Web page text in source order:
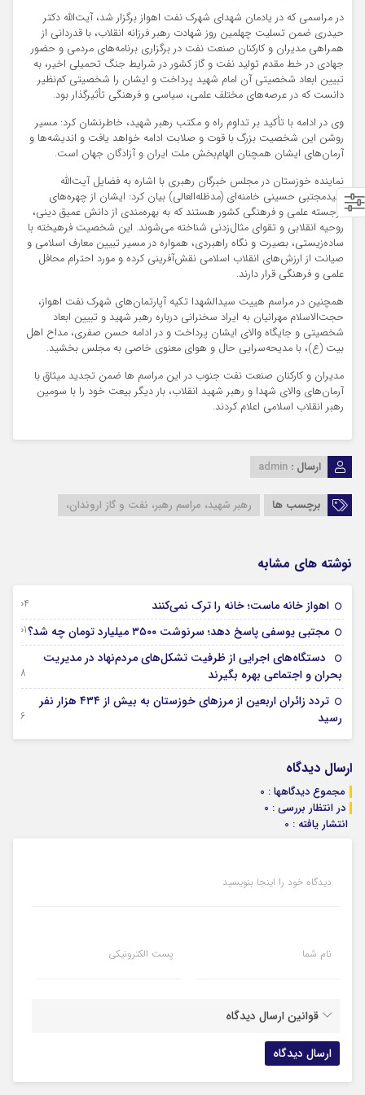
در مراسمی که در یادمان شهدای شهرک نفت اهواز برگزار شد، آیت‌الله دکتر
حیدری ضمن تسلیت چهلمین روز شهادت رهبر فرزانه انقلاب، با قدردانی از
همراهی مدیران و کارکنان صنعت نفت در برگزاری برنامه‌های مردمی و حضور
جهادی در خط مقدم ‌تولید نفت و گاز کشور در شرایط جنگ تحمیلی اخیر، به
تبیین ابعاد شخصیتی آن امام شهید پرداخت و ایشان را شخصیتی کم‌نظیر
دانست که در عرصه‌های مختلف علمی، سیاسی و فرهنگی تأثیرگذار بود.
وی در ادامه با تأکید بر تداوم راه و مکتب رهبر شهید، خاطرنشان کرد: مسیر
روشن این شخصیت بزرگ با قوت و صلابت ادامه خواهد یافت و اندیشه‌ها و
آرمان‌های ایشان همچنان الهام‌بخش ملت ایران و آزادگان جهان است.
نماینده خوزستان در مجلس خبرگان رهبری با اشاره به فضایل آیت‌الله
سیدمجتبی حسینی خامنه‌ای (مدظله‌العالی) بیان کرد: ایشان از چهره‌های
برجسته علمی و فرهنگی کشور هستند که به بهره‌مندی از دانش عمیق دینی،
روحیه انقلابی و تقوای مثال‌زدنی شناخته می‌شوند. این شخصیت فرهیخته با
ساده‌زیستی، بصیرت و نگاه راهبردی، همواره در مسیر تبیین معارف اسلامی و
صیانت از ارزش‌های انقلاب اسلامی نقش‌آفرینی کرده و مورد احترام محافل
علمی و فرهنگی قرار دارند.
همچنین در مراسم هییت سیدالشهدا تکیه آپارتمان‌های شهرک نفت اهواز،
حجت‌الاسلام مهرانیان به ایراد سخنرانی درباره رهبر شهید و تبیین ابعاد
شخصیتی و جایگاه والای ایشان پرداخت و در ادامه حسن صفری، مداح اهل
بیت (ع)، با مدیحه‌سرایی حال و هوای معنوی خاصی به مجلس بخشید.
مدیران و کارکنان صنعت نفت جنوب در این مراسم ها ضمن تجدید میثاق با
آرمان‌های والای شهدا و رهبر شهید انقلاب، بار دیگر بیعت خود را با سومین
رهبر انقلاب اسلامی اعلام کردند.
ارسال : admin
برچسب ها رهبر شهید، مراسم رهبر، نفت و گاز اروندان،
نوشته های مشابه
اهواز خانه ماست؛ خانه را ترک نمی‌کنند 04 آگوست 2026
مجتبی یوسفی پاسخ دهد؛ سرنوشت ۳۵۰۰ میلیارد تومان چه شد؟ 01 آگوست 2026
دستگاه‌های اجرایی از ظرفیت تشکل‌های مردم‌نهاد در مدیریت
بحران و اجتماعی بهره بگیرند
28 جولای 2026
تردد زائران اربعین از مرزهای خوزستان به بیش از ۴۳۴ هزار نفر
رسید
26 جولای 2026
ارسال دیدگاه
مجموع دیدگاهها : 0
در انتظار بررسی : 0
انتشار یافته : 0
دیدگاه خود را اینجا بنویسید
نام شما پست الکترونیکی
قوانین ارسال دیدگاه